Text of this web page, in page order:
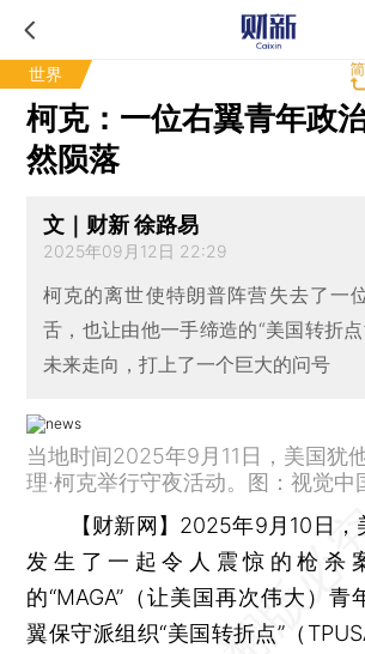
世界
柯克：一位右翼青年政
然陨落
文｜财新 徐路易
2025年09月12日 22:29
柯克的离世使特朗普阵营失去了一
舌，也让由他一手缔造的“美国转折
未来走向，打上了一个巨大的问号
当地时间2025年9月11日，美国犹
理·柯克举行守夜活动。图：视觉中
【财新网】 2025年9月10日，
发生了一起令人震惊的枪杀
的“MAGA”（让美国再次伟大）青
翼保守派组织“美国转折点”（